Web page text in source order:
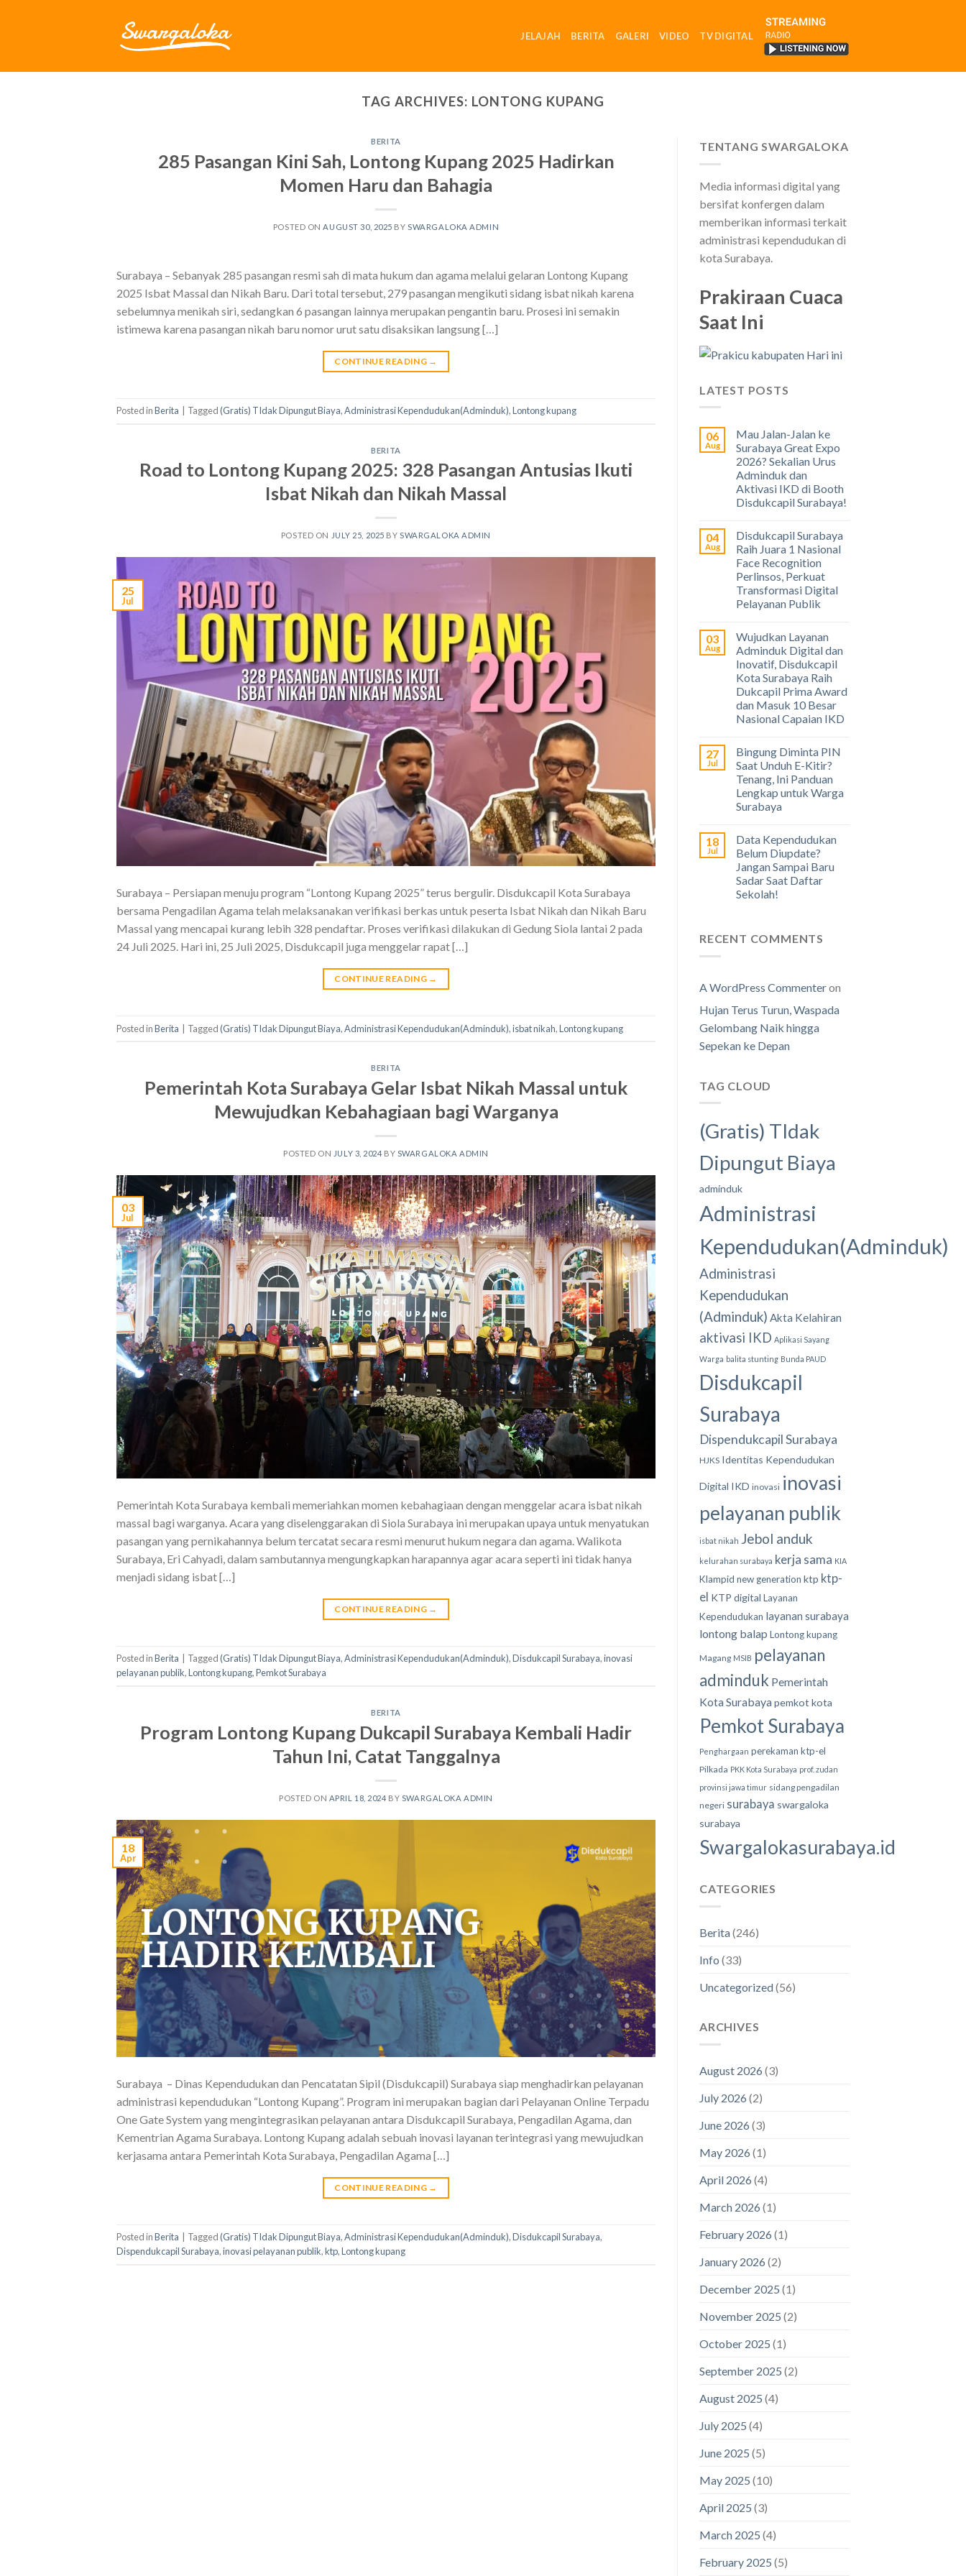
JELAJAH BERITA GALERI VIDEO TV DIGITAL RADIO
TAG ARCHIVES: LONTONG KUPANG
BERITA
285 Pasangan Kini Sah, Lontong Kupang 2025 Hadirkan
Momen Haru dan Bahagia
POSTED ONAUGUST 30, 2025 BYSWARGALOKA ADMIN
Surabaya – Sebanyak 285 pasangan resmi sah di mata hukum dan agama melalui gelaran Lontong Kupang
2025 Isbat Massal dan Nikah Baru. Dari total tersebut, 279 pasangan mengikuti sidang isbat nikah karena
sebelumnya menikah siri, sedangkan 6 pasangan lainnya merupakan pengantin baru. Prosesi ini semakin
istimewa karena pasangan nikah baru nomor urut satu disaksikan langsung […]
CONTINUE READING →
Posted inBerita Tagged(Gratis) TIdak Dipungut Biaya,Administrasi Kependudukan(Adminduk),Lontong kupang
BERITA
Road to Lontong Kupang 2025: 328 Pasangan Antusias Ikuti
Isbat Nikah dan Nikah Massal
POSTED ON JULY 25, 2025 BYSWARGALOKA ADMIN
25
Jul
Surabaya – Persiapan menuju program “Lontong Kupang 2025” terus bergulir. Disdukcapil Kota Surabaya
bersama Pengadilan Agama telah melaksanakan verifikasi berkas untuk peserta Isbat Nikah dan Nikah Baru
Massal yang mencapai kurang lebih 328 pendaftar. Proses verifikasi dilakukan di Gedung Siola lantai 2 pada
24 Juli 2025. Hari ini, 25 Juli 2025, Disdukcapil juga menggelar rapat […]
CONTINUE READING →
Posted inBerita Tagged(Gratis) TIdak Dipungut Biaya,Administrasi Kependudukan(Adminduk),isbat nikah,Lontong kupang
BERITA
Pemerintah Kota Surabaya Gelar Isbat Nikah Massal untuk
Mewujudkan Kebahagiaan bagi Warganya
POSTED ON JULY 3, 2024 BY SWARGALOKA ADMIN
03
Jul
Pemerintah Kota Surabaya kembali memeriahkan momen kebahagiaan dengan menggelar acara isbat nikah
massal bagi warganya. Acara yang diselenggarakan di Siola Surabaya ini merupakan upaya untuk menyatukan
pasangan yang pernikahannya belum tercatat secara resmi menurut hukum negara dan agama. Walikota
Surabaya, Eri Cahyadi, dalam sambutannya mengungkapkan harapannya agar acara seperti ini tidak hanya
menjadi sidang isbat […]
CONTINUE READING →
Posted inBerita Tagged(Gratis) TIdak Dipungut Biaya,Administrasi Kependudukan(Adminduk),Disdukcapil Surabaya,inovasi
pelayanan publik,Lontong kupang,Pemkot Surabaya
BERITA
Program Lontong Kupang Dukcapil Surabaya Kembali Hadir
Tahun Ini, Catat Tanggalnya
POSTED ON APRIL 18, 2024 BY SWARGALOKA ADMIN
18
Apr
Surabaya – Dinas Kependudukan dan Pencatatan Sipil (Disdukcapil) Surabaya siap menghadirkan pelayanan
administrasi kependudukan “Lontong Kupang”. Program ini merupakan bagian dari Pelayanan Online Terpadu
One Gate System yang mengintegrasikan pelayanan antara Disdukcapil Surabaya, Pengadilan Agama, dan
Kementrian Agama Surabaya. Lontong Kupang adalah sebuah inovasi layanan terintegrasi yang mewujudkan
kerjasama antara Pemerintah Kota Surabaya, Pengadilan Agama […]
CONTINUE READING →
Posted inBerita Tagged(Gratis) TIdak Dipungut Biaya,Administrasi Kependudukan(Adminduk),Disdukcapil Surabaya,
Dispendukcapil Surabaya,inovasi pelayanan publik,ktp,Lontong kupang
TENTANG SWARGALOKA
Media informasi digital yang
bersifat konfergen dalam
memberikan informasi terkait
administrasi kependudukan di
kota Surabaya.
Prakiraan Cuaca
Saat Ini
LATEST POSTS
06
Aug
Mau Jalan-Jalan ke
Surabaya Great Expo
2026? Sekalian Urus
Adminduk dan
Aktivasi IKD di Booth
Disdukcapil Surabaya!
04
Aug
Disdukcapil Surabaya
Raih Juara 1 Nasional
Face Recognition
Perlinsos, Perkuat
Transformasi Digital
Pelayanan Publik
03
Aug
Wujudkan Layanan
Adminduk Digital dan
Inovatif, Disdukcapil
Kota Surabaya Raih
Dukcapil Prima Award
dan Masuk 10 Besar
Nasional Capaian IKD
27
Jul
Bingung Diminta PIN
Saat Unduh E-Kitir?
Tenang, Ini Panduan
Lengkap untuk Warga
Surabaya
18
Jul
Data Kependudukan
Belum Diupdate?
Jangan Sampai Baru
Sadar Saat Daftar
Sekolah!
RECENT COMMENTS
A WordPress Commenteron
Hujan Terus Turun, Waspada
Gelombang Naik hingga
Sepekan ke Depan
TAG CLOUD
(Gratis) TIdak
Dipungut Biaya
adminduk
Administrasi
Kependudukan(Adminduk)
Administrasi
Kependudukan
(Adminduk) Akta Kelahiran
aktivasi IKD Aplikasi Sayang
Warga balita stunting Bunda PAUD
Disdukcapil
Surabaya
Dispendukcapil Surabaya
HJKS Identitas Kependudukan
Digital IKD inovasi inovasi
pelayanan publik
isbat nikah Jebol anduk
kelurahan surabaya kerja sama KIA
Klampid new generation ktp ktp-
el KTP digital Layanan
Kependudukan layanan surabaya
lontong balap Lontong kupang
Magang MSIB pelayanan
adminduk Pemerintah
Kota Surabaya pemkot kota
Pemkot Surabaya
Penghargaan perekaman ktp-el
Pilkada PKK Kota Surabaya prof. zudan
provinsi jawa timur sidang pengadilan
negeri surabaya swargaloka
surabaya
Swargalokasurabaya.id
CATEGORIES
Berita(246)
Info (33)
Uncategorized(56)
ARCHIVES
August 2026 (3)
July 2026 (2)
June 2026 (3)
May 2026 (1)
April 2026 (4)
March 2026 (1)
February 2026 (1)
January 2026 (2)
December 2025 (1)
November 2025 (2)
October 2025 (1)
September 2025 (2)
August 2025 (4)
July 2025 (4)
June 2025 (5)
May 2025 (10)
April 2025 (3)
March 2025 (4)
February 2025 (5)